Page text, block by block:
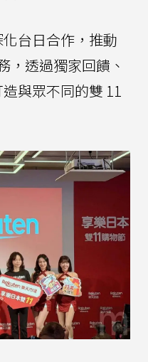
台日合作，推動
，透過獨家回饋、
與眾不同的雙 11